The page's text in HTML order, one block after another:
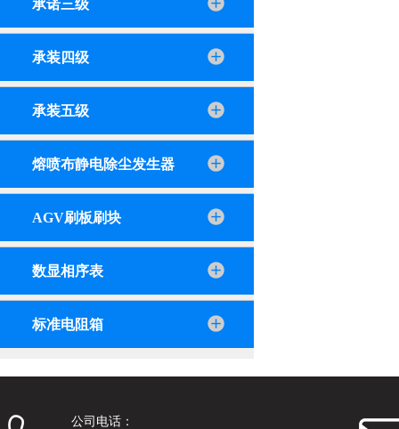
承诺三级
承装四级
承装五级
熔喷布静电除尘发生器
AGV刷板刷块
数显相序表
标准电阻箱
公司电话：